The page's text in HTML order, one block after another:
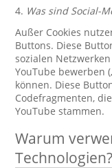
4. Was sind Social-
Außer Cookies
Buttons. Diese
sozialen
YouTube bewerben
können. Diese
Codefragmenten,
YouTube stammen.
Warum
Technologien?